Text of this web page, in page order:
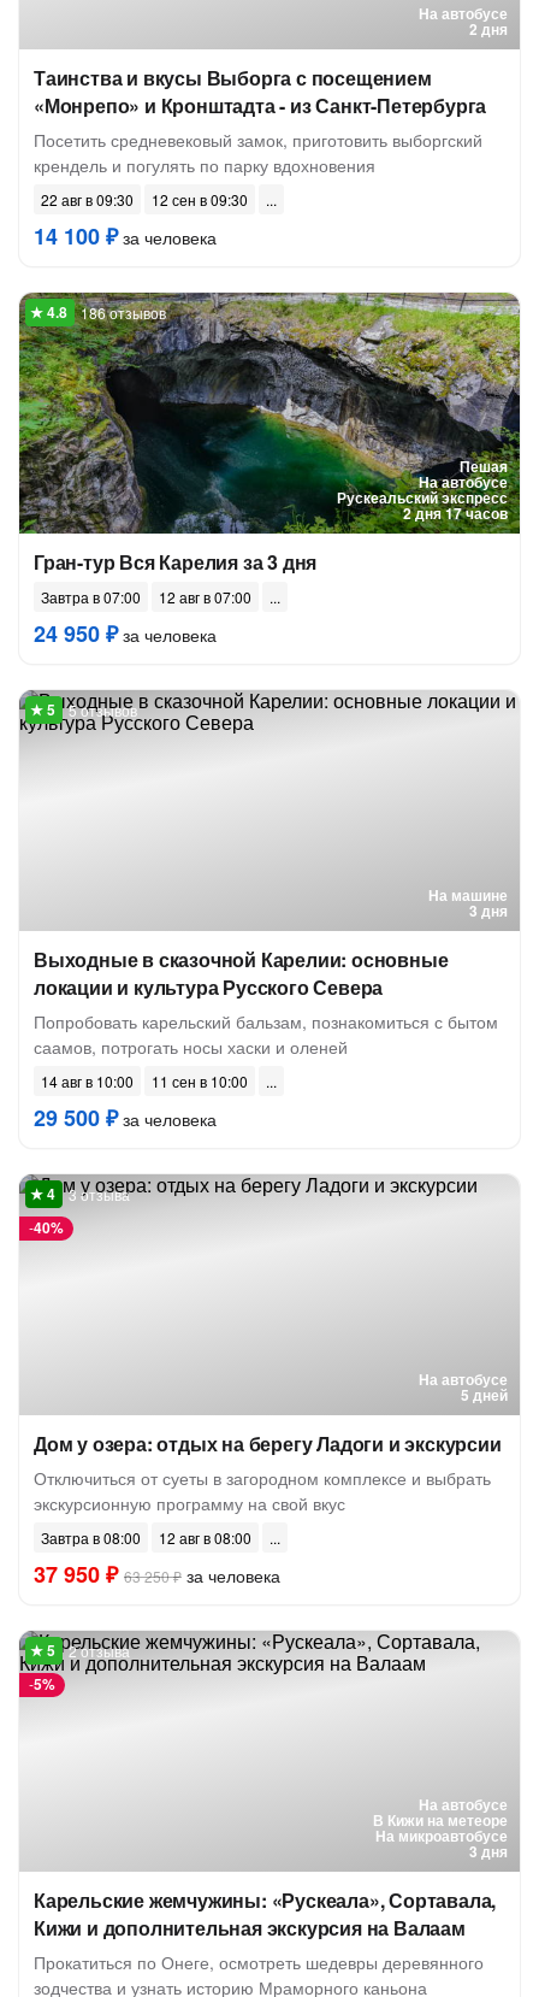
На автобусе
2 дня
Таинства и вкусы Выборга с посещением
«Монрепо» и Кронштадта - из Санкт-Петербурга
Посетить средневековый замок, приготовить выборгский
крендель и погулять по парку вдохновения
22 авг в 09:30 12 сен в 09:30
14 100 ₽за человека
Пешая
На автобусе
Рускеальский экспресс
2 дня 17 часов
186 отзывов
Гран-тур Вся Карелия за 3 дня
Завтра в 07:00 12 авг в 07:00
24 950 ₽за человека
На машине
3 дня
5 отзывов
Выходные в сказочной Карелии: основные
локации и культура Русского Севера
Попробовать карельский бальзам, познакомиться с бытом
саамов, потрогать носы хаски и оленей
14 авг в 10:00 11 сен в 10:00
29 500 ₽за человека
На автобусе
5 дней
-40%
3 отзыва
Дом у озера: отдых на берегу Ладоги и экскурсии
Отключиться от суеты в загородном комплексе и выбрать
экскурсионную программу на свой вкус
Завтра в 08:00 12 авг в 08:00
37 950 ₽ 63 250 ₽ за человека
На автобусе
В Кижи на метеоре
На микроавтобусе
3 дня
-5%
2 отзыва
Карельские жемчужины: «Рускеала», Сортавала,
Кижи и дополнительная экскурсия на Валаам
Прокатиться по Онеге, осмотреть шедевры деревянного
зодчества и узнать историю Мраморного каньона